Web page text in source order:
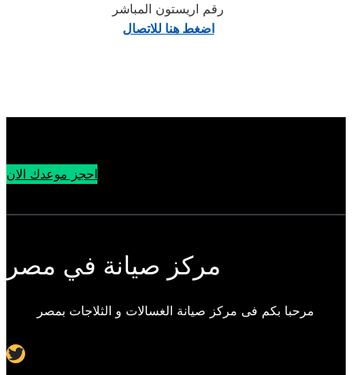
رقم اريستون المباشر
اضغط هنا للاتصال
احجز موعدك الان
مركز صيانة في مصر
مرحبا بكم فى مركز صيانة الغسالات و الثلاجات بمصر
Twitter